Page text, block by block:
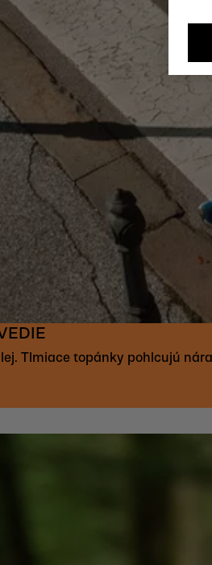
Tlmiace topánky pohlcujú